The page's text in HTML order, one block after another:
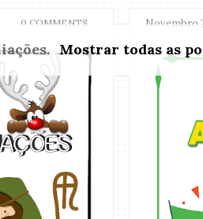
. Mostrar todas as
0 COMMENTS Novembro